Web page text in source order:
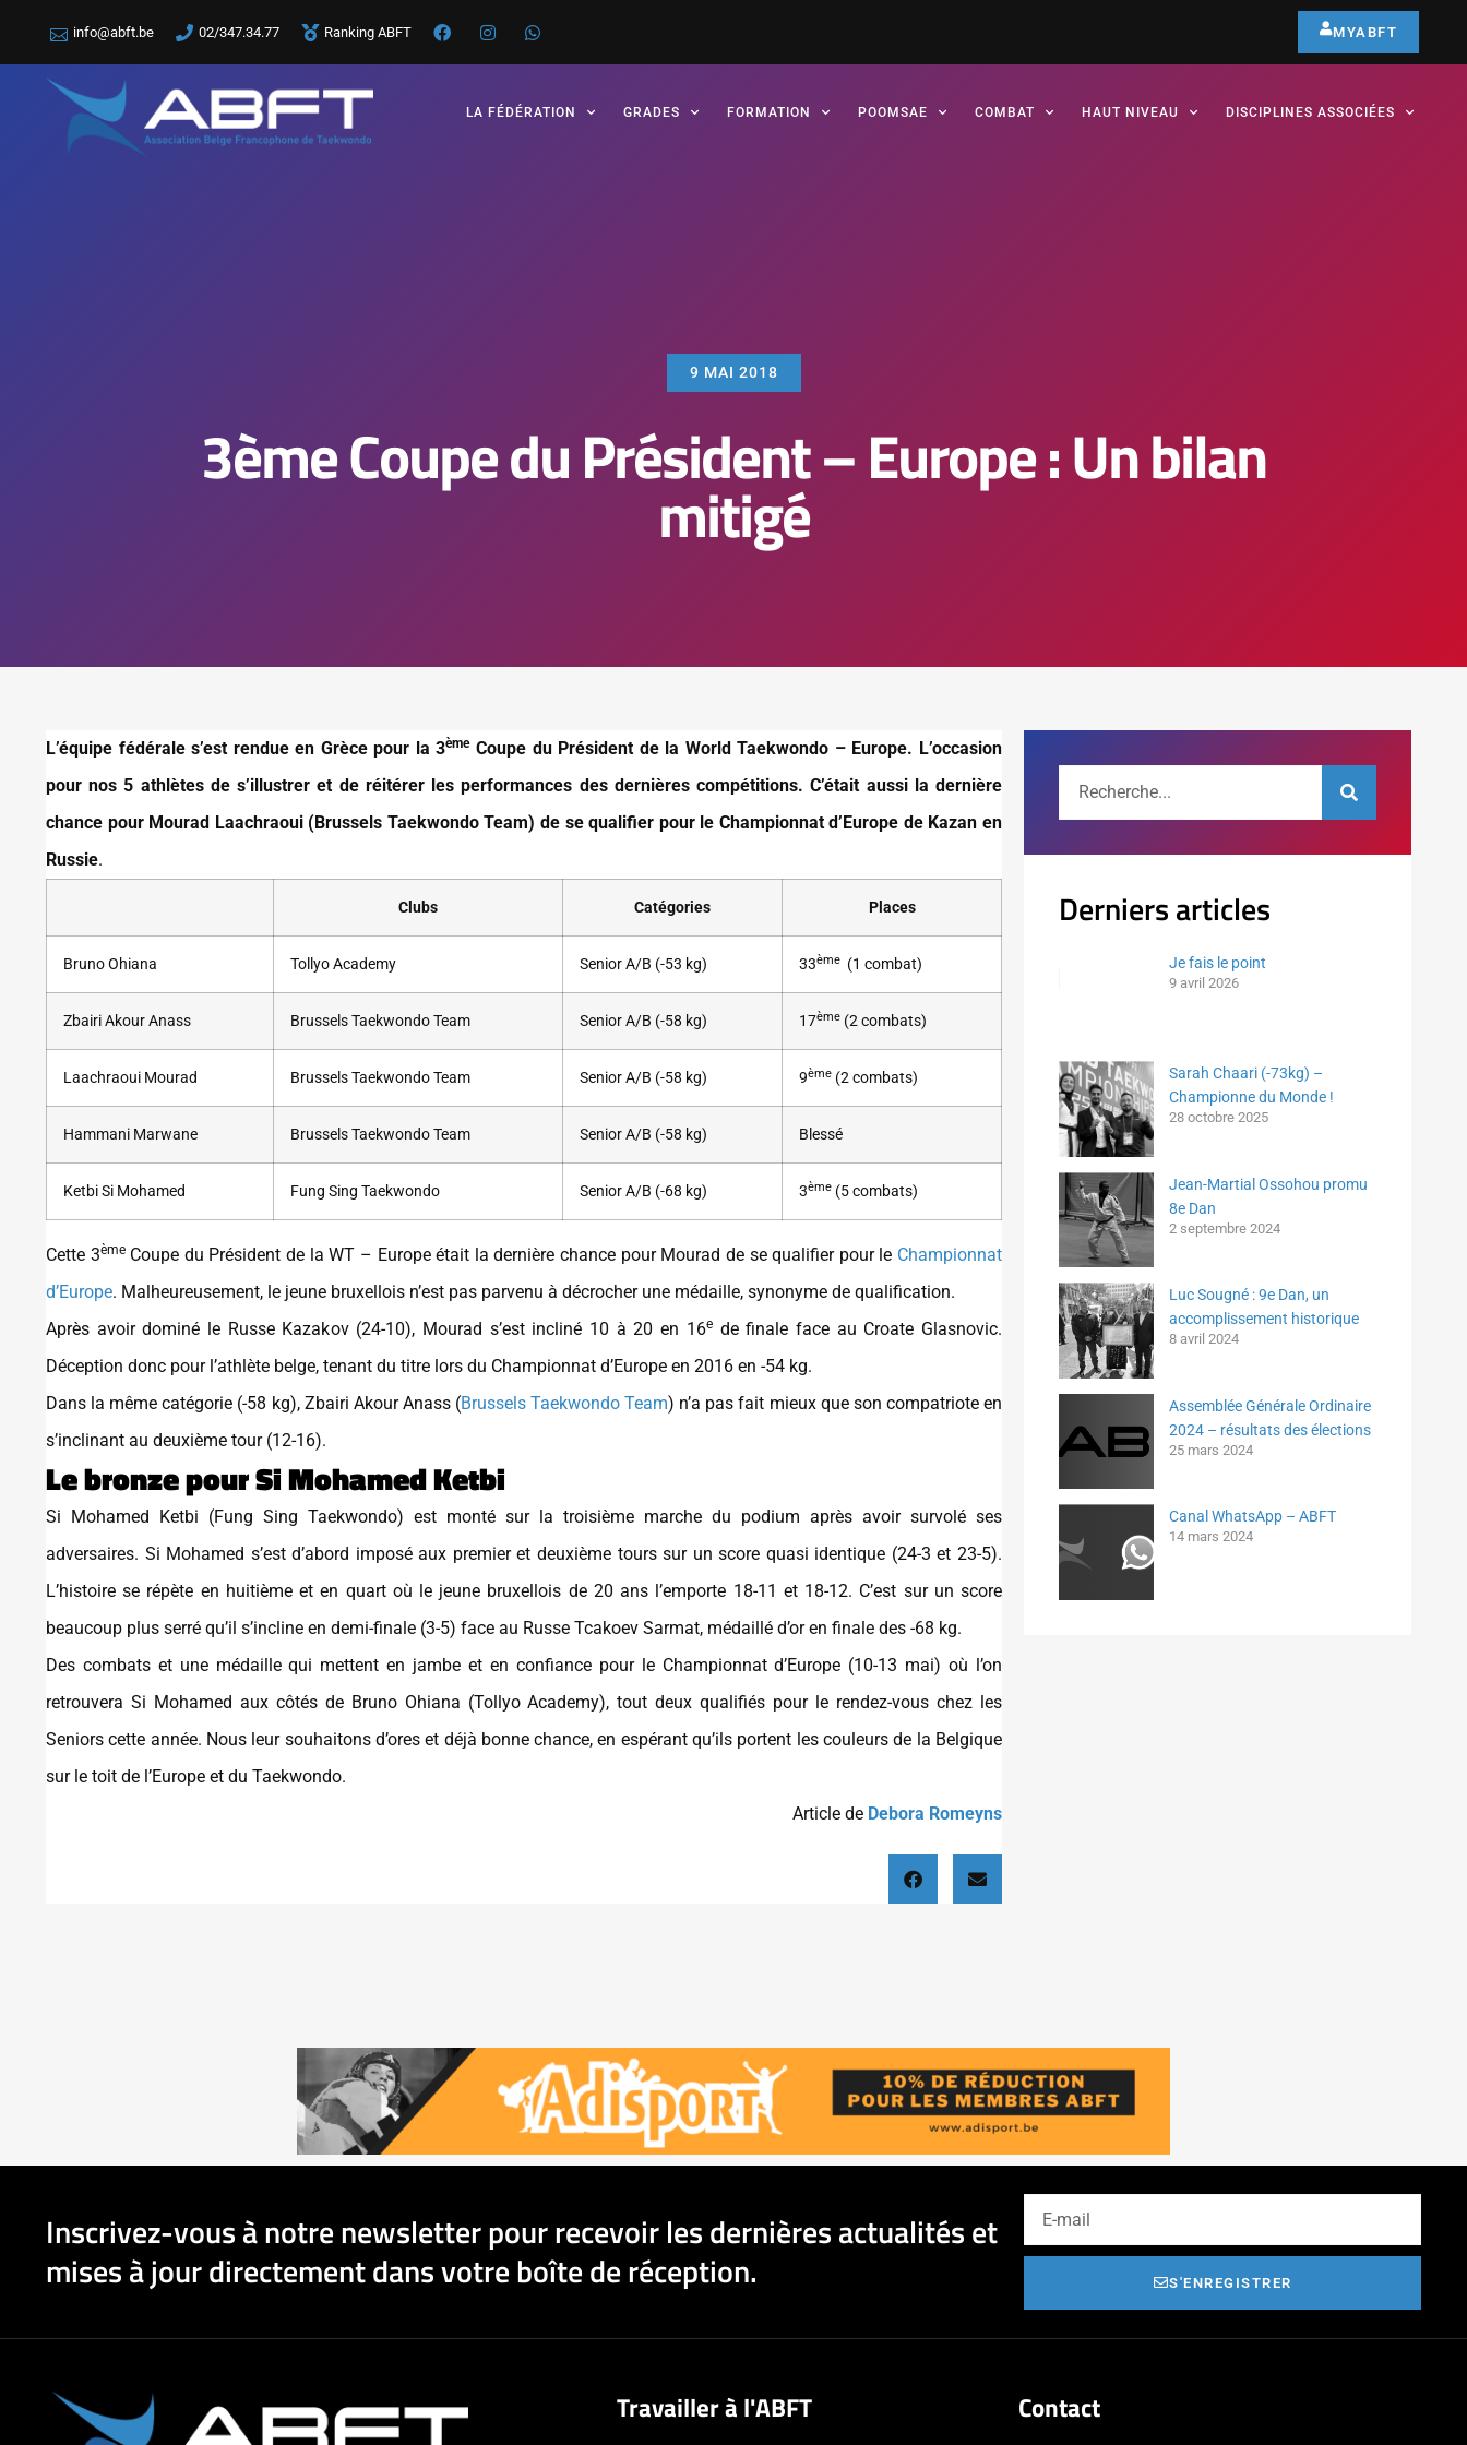
info@abft.be 02/347.34.77 Ranking ABFT MYABFT
LA FÉDÉRATION GRADES FORMATION POOMSAE COMBAT HAUT NIVEAU DISCIPLINES ASSOCIÉES
9 MAI 2018
3ème Coupe du Président – Europe : Un bilan
mitigé
L’équipe fédérale s’est rendue en Grèce pour la 3èmeCoupe du Président de la World Taekwondo – Europe. L’occasion
pour nos 5 athlètes de s’illustrer et de réitérer les performances des dernières compétitions. C’était aussi la dernière
chance pour Mourad Laachraoui (Brussels Taekwondo Team) de se qualifier pour le Championnat d’Europe de Kazan en
Russie.
Clubs Catégories Places
Bruno Ohiana Tollyo Academy Senior A/B (-53 kg) 33ème (1 combat)
Zbairi Akour Anass Brussels Taekwondo Team Senior A/B (-58 kg) 17ème (2 combats)
Laachraoui Mourad Brussels Taekwondo Team Senior A/B (-58 kg) 9ème (2 combats)
Hammani Marwane Brussels Taekwondo Team Senior A/B (-58 kg) Blessé
Ketbi Si Mohamed Fung Sing Taekwondo Senior A/B (-68 kg) 3ème (5 combats)
Cette 3èmeCoupe du Président de la WT – Europe était la dernière chance pour Mourad de se qualifier pour le Championnat
d’Europe. Malheureusement, le jeune bruxellois n’est pas parvenu à décrocher une médaille, synonyme de qualification.
Après avoir dominé le Russe Kazakov (24-10), Mourad s’est incliné 10 à 20 en 16ede finale face au Croate Glasnovic.
Déception donc pour l’athlète belge, tenant du titre lors du Championnat d’Europe en 2016 en -54 kg.
Dans la même catégorie (-58 kg), Zbairi Akour Anass (Brussels Taekwondo Team) n’a pas fait mieux que son compatriote en
s’inclinant au deuxième tour (12-16).
Le bronze pour Si Mohamed Ketbi
Si Mohamed Ketbi (Fung Sing Taekwondo) est monté sur la troisième marche du podium après avoir survolé ses
adversaires. Si Mohamed s’est d’abord imposé aux premier et deuxième tours sur un score quasi identique (24-3 et 23-5).
L’histoire se répète en huitième et en quart où le jeune bruxellois de 20 ans l’emporte 18-11 et 18-12. C’est sur un score
beaucoup plus serré qu’il s’incline en demi-finale (3-5) face au Russe Tcakoev Sarmat, médaillé d’or en finale des -68 kg.
Des combats et une médaille qui mettent en jambe et en confiance pour le Championnat d’Europe (10-13 mai) où l’on
retrouvera Si Mohamed aux côtés de Bruno Ohiana (Tollyo Academy), tout deux qualifiés pour le rendez-vous chez les
Seniors cette année. Nous leur souhaitons d’ores et déjà bonne chance, en espérant qu’ils portent les couleurs de la Belgique
sur le toit de l’Europe et du Taekwondo.
Article de Debora Romeyns
Derniers articles
Je fais le point
9 avril 2026
Sarah Chaari (-73kg) –
Championne du Monde !
28 octobre 2025
Jean-Martial Ossohou promu
8e Dan
2 septembre 2024
Luc Sougné : 9e Dan, un
accomplissement historique
8 avril 2024
Assemblée Générale Ordinaire
2024 – résultats des élections
25 mars 2024
Canal WhatsApp – ABFT
14 mars 2024
Inscrivez-vous à notre newsletter pour recevoir les dernières actualités et
mises à jour directement dans votre boîte de réception.
S'ENREGISTRER
Travailler à l'ABFT Contact